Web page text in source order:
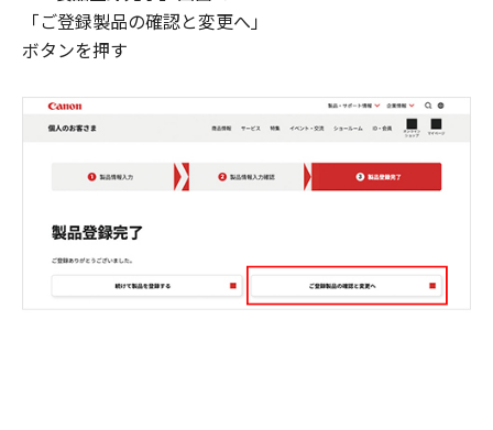
「ご登録製品の確認と変更へ」
ボタンを押す